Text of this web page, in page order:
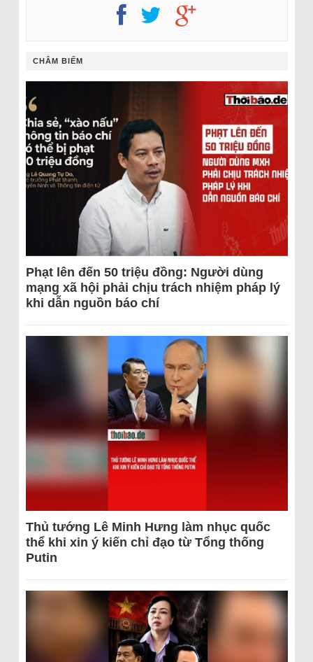
CHÂM BIẾM
Phạt lên đến 50 triệu đồng: Người dùng
mạng xã hội phải chịu trách nhiệm pháp lý
khi dẫn nguồn báo chí
Thủ tướng Lê Minh Hưng làm nhục quốc
thể khi xin ý kiến chỉ đạo từ Tổng thống
Putin